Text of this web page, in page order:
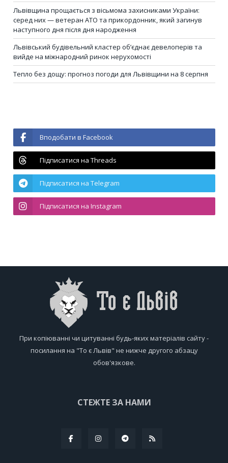
Львівщина прощається з вісьмома захисниками України:
серед них — ветеран АТО та прикордонник, який загинув
наступного дня після дня народження
Львівський будівельний кластер об’єднає девелоперів та
вийде на міжнародний ринок нерухомості
Тепло без дощу: прогноз погоди для Львівщини на 8 серпня
Вподобати в Facebook
Підписатися на Threads
Підписатися на Telegram
Підписатися на Instagram
При копіюванні чи цитуванні будь-яких матеріалів сайту -
посилання на "То є Львів" не нижче другого абзацу
обов'язкове.
СТЕЖТЕ ЗА НАМИ